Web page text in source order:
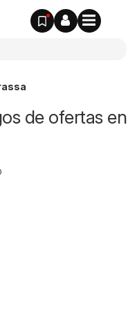
de ofertas en